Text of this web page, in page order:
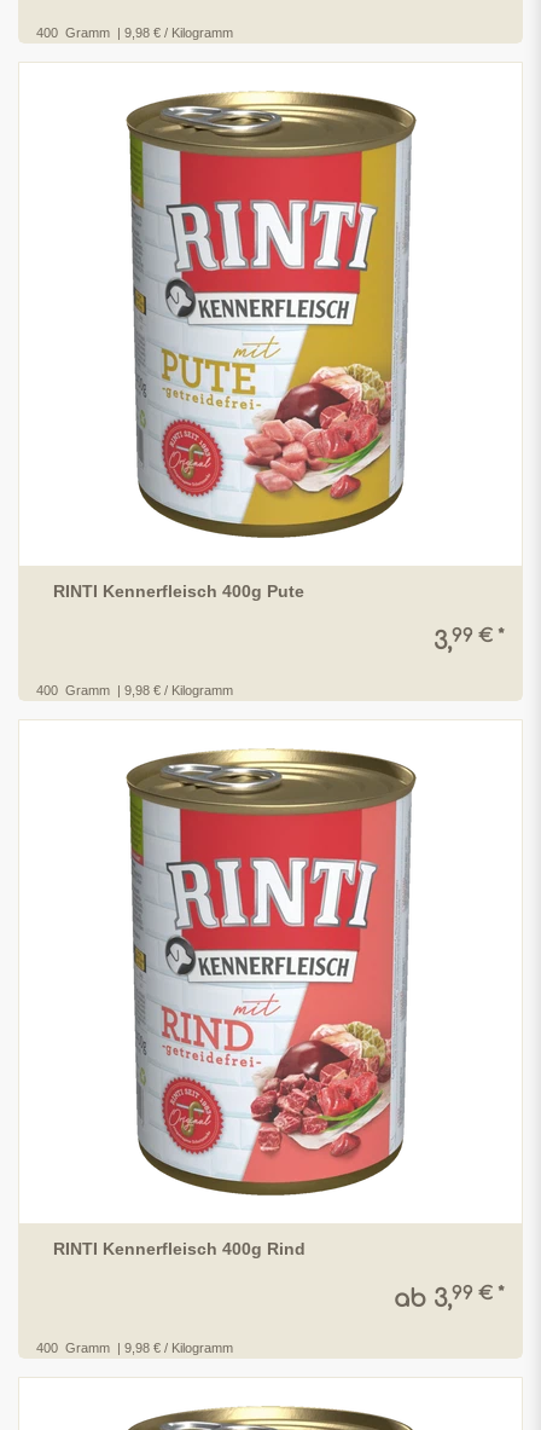
400 Gramm | 9,98 € / Kilogramm
RINTI Kennerfleisch 400g Pute
3,99 € *
400 Gramm | 9,98 € / Kilogramm
RINTI Kennerfleisch 400g Rind
ab 3,99 € *
400 Gramm | 9,98 € / Kilogramm